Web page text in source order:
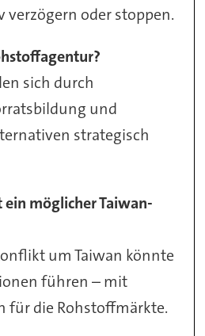
verzögern oder stoppen.
sich durch
und
strategisch
ein möglicher Taiwan-
um Taiwan könnte
führen – mit
für die Rohstoffmärkte.